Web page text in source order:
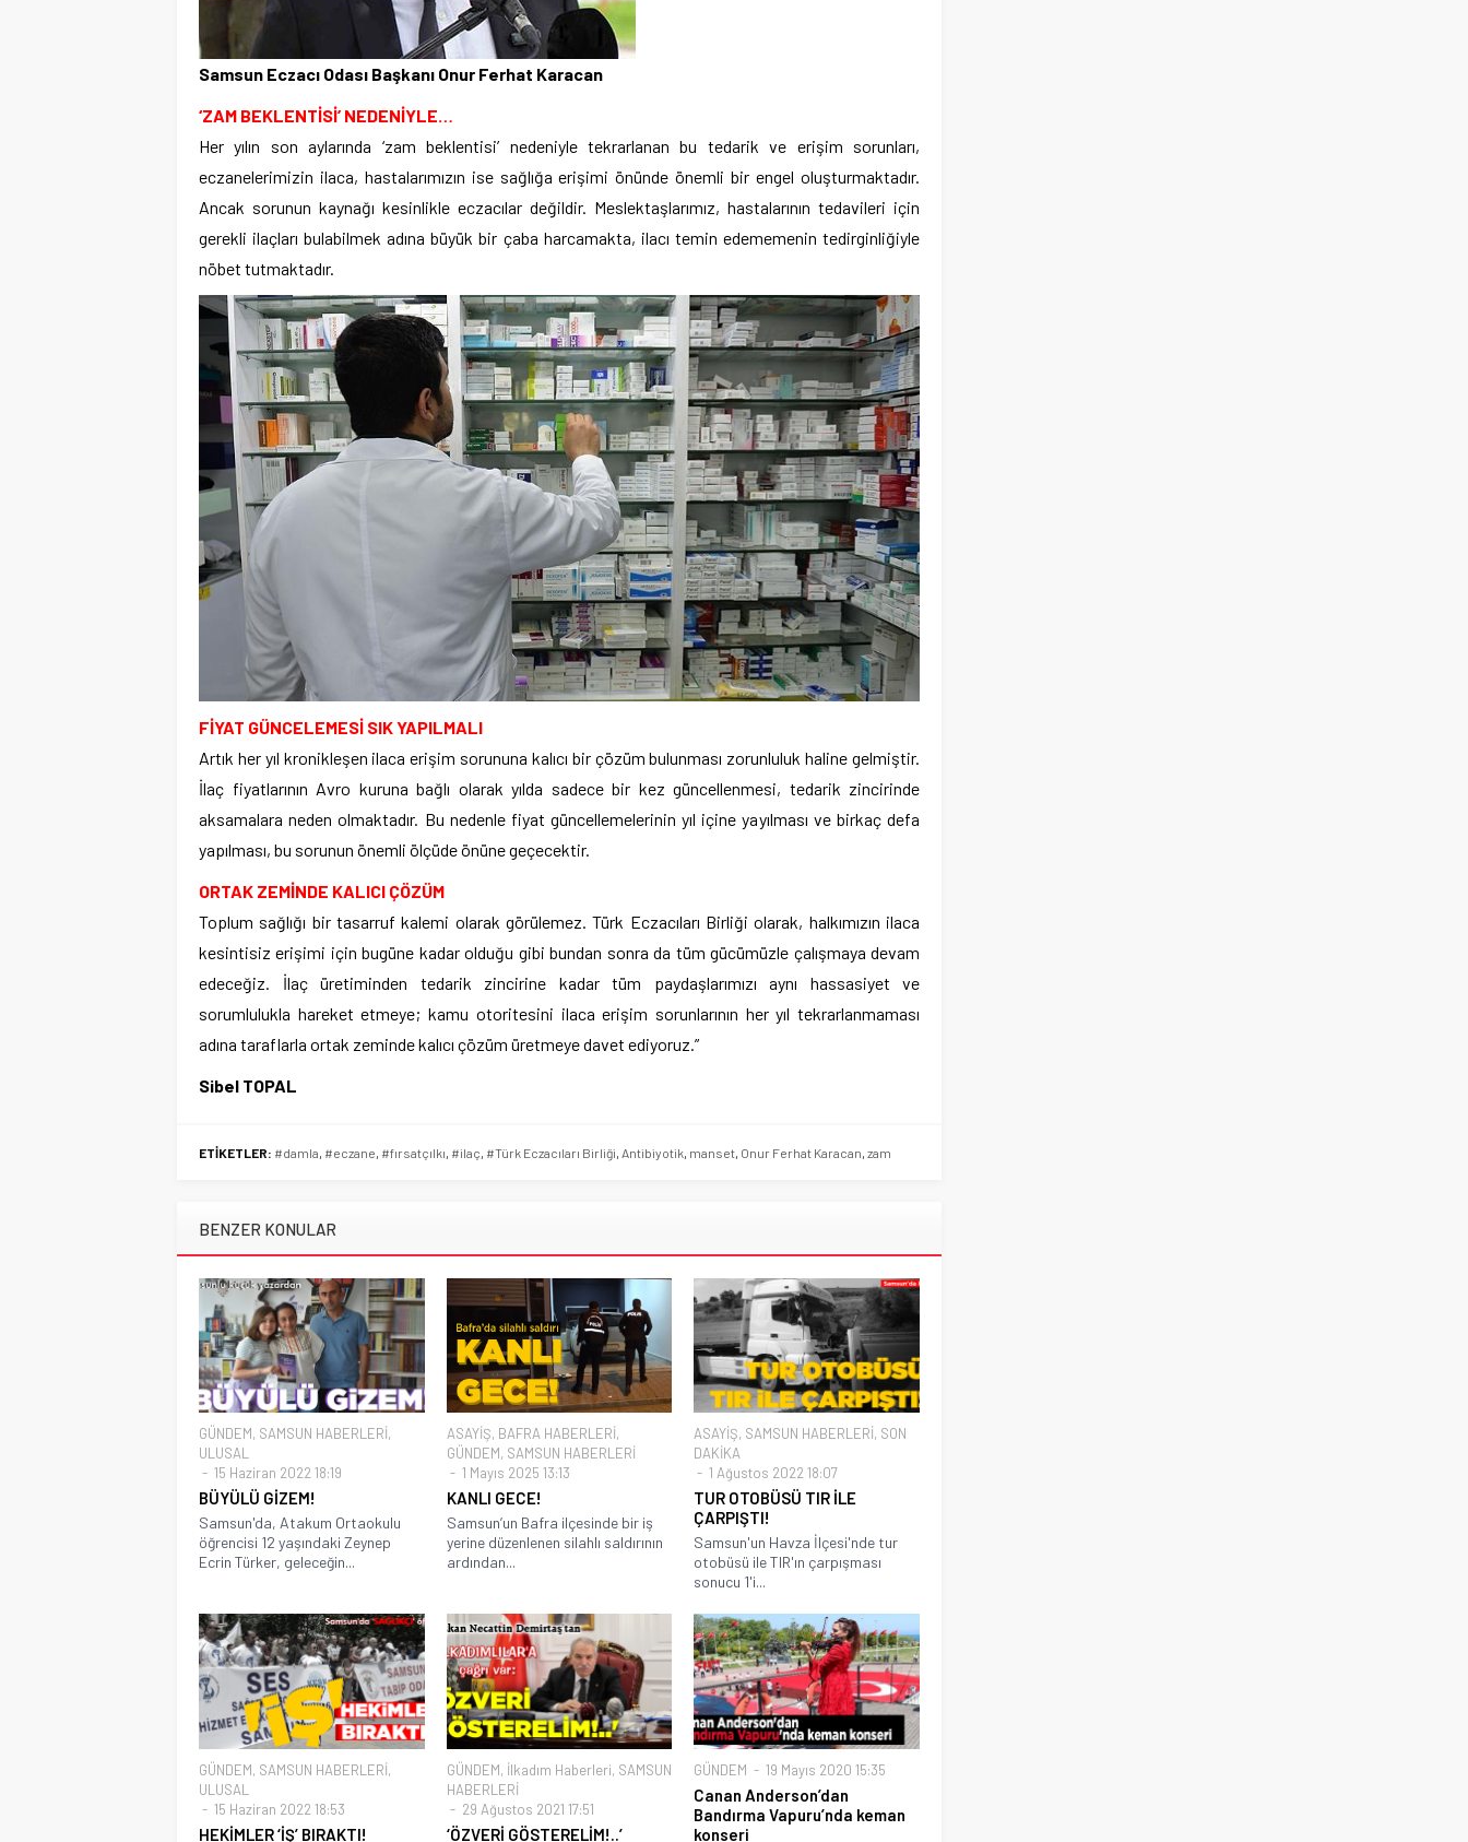
Samsun Eczacı Odası Başkanı Onur Ferhat Karacan
‘ZAM BEKLENTİSİ’ NEDENİYLE…
Her yılın son aylarında ‘zam beklentisi’ nedeniyle tekrarlanan bu tedarik ve erişim sorunları,
eczanelerimizin ilaca, hastalarımızın ise sağlığa erişimi önünde önemli bir engel oluşturmaktadır.
Ancak sorunun kaynağı kesinlikle eczacılar değildir. Meslektaşlarımız, hastalarının tedavileri için
gerekli ilaçları bulabilmek adına büyük bir çaba harcamakta, ilacı temin edememenin tedirginliğiyle
nöbet tutmaktadır.
FİYAT GÜNCELEMESİ SIK YAPILMALI
Artık her yıl kronikleşen ilaca erişim sorununa kalıcı bir çözüm bulunması zorunluluk haline gelmiştir.
İlaç fiyatlarının Avro kuruna bağlı olarak yılda sadece bir kez güncellenmesi, tedarik zincirinde
aksamalara neden olmaktadır. Bu nedenle fiyat güncellemelerinin yıl içine yayılması ve birkaç defa
yapılması, bu sorunun önemli ölçüde önüne geçecektir.
ORTAK ZEMİNDE KALICI ÇÖZÜM
Toplum sağlığı bir tasarruf kalemi olarak görülemez. Türk Eczacıları Birliği olarak, halkımızın ilaca
kesintisiz erişimi için bugüne kadar olduğu gibi bundan sonra da tüm gücümüzle çalışmaya devam
edeceğiz. İlaç üretiminden tedarik zincirine kadar tüm paydaşlarımızı aynı hassasiyet ve
sorumlulukla hareket etmeye; kamu otoritesini ilaca erişim sorunlarının her yıl tekrarlanmaması
adına taraflarla ortak zeminde kalıcı çözüm üretmeye davet ediyoruz.”
Sibel TOPAL
ETİKETLER: #damla #eczane #fırsatçılkı #ilaç #Türk Eczacıları Birliği Antibiyotik manset Onur Ferhat Karacan zam
BENZER KONULAR
GÜNDEM, SAMSUN HABERLERİ,
ULUSAL
15 Haziran 2022 18:19
BÜYÜLÜ GİZEM!
Samsun'da, Atakum Ortaokulu
öğrencisi 12 yaşındaki Zeynep
Ecrin Türker, geleceğin...
ASAYİŞ, BAFRA HABERLERİ,
GÜNDEM, SAMSUN HABERLERİ
1 Mayıs 2025 13:13
KANLI GECE!
Samsun’un Bafra ilçesinde bir iş
yerine düzenlenen silahlı saldırının
ardından...
ASAYİŞ, SAMSUN HABERLERİ, SON
DAKİKA
1 Ağustos 2022 18:07
TUR OTOBÜSÜ TIR İLE
ÇARPIŞTI!
Samsun'un Havza İlçesi'nde tur
otobüsü ile TIR'ın çarpışması
sonucu 1'i...
GÜNDEM, SAMSUN HABERLERİ,
ULUSAL
15 Haziran 2022 18:53
HEKİMLER ‘İŞ’ BIRAKTI!
GÜNDEM, İlkadım Haberleri, SAMSUN
HABERLERİ
29 Ağustos 2021 17:51
‘ÖZVERİ GÖSTERELİM!..’
GÜNDEM 19 Mayıs 2020 15:35
Canan Anderson’dan
Bandırma Vapuru’nda keman
konseri